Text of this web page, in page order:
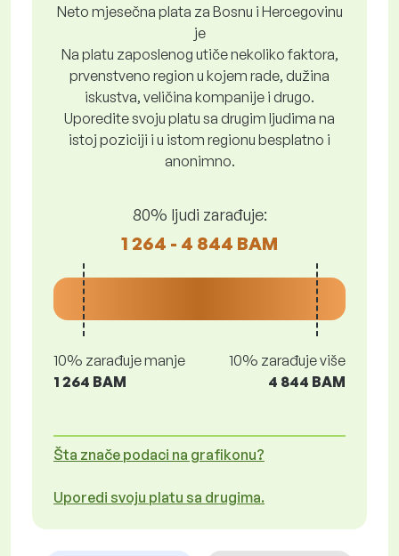
Neto mjesečna plata za Bosnu i Hercegovinu
je
Na platu zaposlenog utiče nekoliko faktora,
prvenstveno region u kojem rade, dužina
iskustva, veličina kompanije i drugo.
Uporedite svoju platu sa drugim ljudima na
istoj poziciji i u istom regionu besplatno i
anonimno.
80% ljudi zarađuje:
1 264 - 4 844 BAM
10% zarađuje manje
1 264 BAM
10% zarađuje više
4 844 BAM
Šta znače podaci na grafikonu?
Uporedi svoju platu sa drugima.